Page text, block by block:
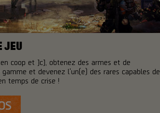
JEU
coop et JcJ, obtenez des armes et de
et devenez l'un(e) des rares capables de
temps de crise !